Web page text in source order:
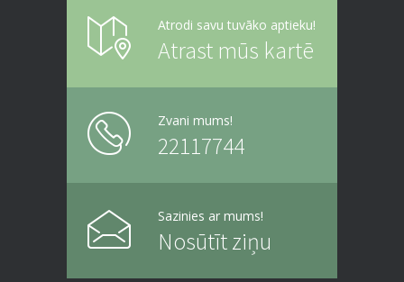
Atrodi savu tuvāko aptieku!
Atrast mūs kartē
Zvani mums!
22117744
Sazinies ar mums!
Nosūtīt ziņu